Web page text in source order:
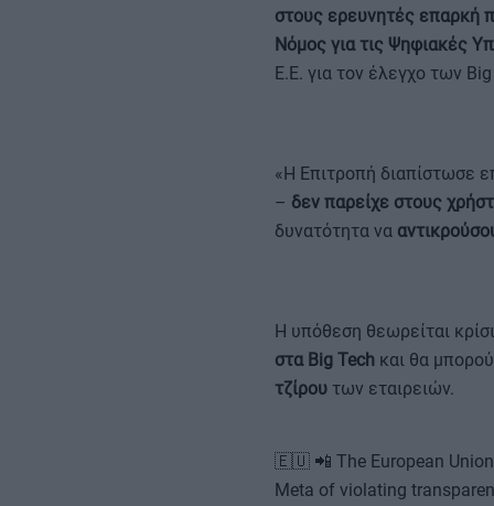
στους ερευνητές επαρκή
Νόμος για τις Ψηφιακές
Ε.Ε. για τον έλεγχο των
«Η Επιτροπή διαπίστωσε
– δεν παρείχε στους
δυνατότητα να
Η υπόθεση θεωρείται
στα Big Techκαι θα
τζίρουτων εταιρειών.
🇪🇺 📲 The European Union
Meta of violating